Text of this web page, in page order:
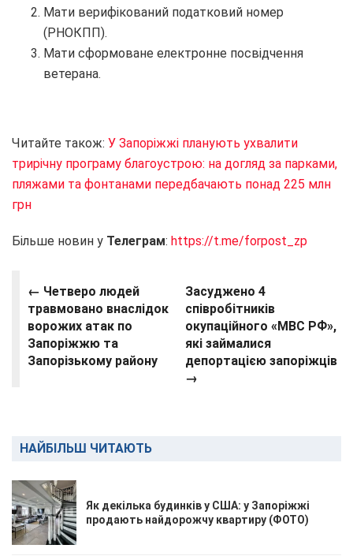
Мати верифікований податковий номер
(РНОКПП).
Мати сформоване електронне посвідчення
ветерана.
Читайте також: У Запоріжжі планують ухвалити
трирічну програму благоустрою: на догляд за парками,
пляжами та фонтанами передбачають понад 225 млн
грн
Більше новин у Телеграм: https://t.me/forpost_zp
← Четверо людей
травмовано внаслідок
ворожих атак по
Запоріжжю та
Запорізькому району
Засуджено 4
співробітників
окупаційного «МВС РФ»,
які займалися
депортацією запоріжців
→
НАЙБІЛЬШ ЧИТАЮТЬ
Як декілька будинків у США: у Запоріжжі
продають найдорожчу квартиру (ФОТО)